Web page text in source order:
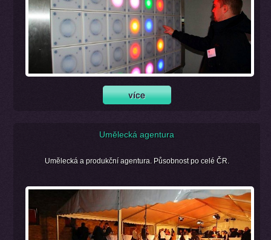
Umělecká agentura
Umělecká a produkční agentura. Působnost po celé ČR.